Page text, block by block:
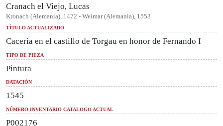
Cranach el Viejo, Lucas
Kronach (Alemania), 1472 - Weimar (Alemania), 1553
TÍTULO ACTUALIZADO
Cacería en el castillo de Torgau en honor de Fernando
I
TIPO DE PIEZA
Pintura
DATACIÓN
1545
NÚMERO INVENTARIO CATALOGO ACTUAL